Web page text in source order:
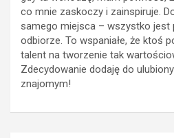
co mnie zaskoczy i zainspiruje.
samego miejsca – wszystko jest
odbiorze. To wspaniałe, że ktoś
talent na tworzenie tak
Zdecydowanie dodaję do
znajomym!